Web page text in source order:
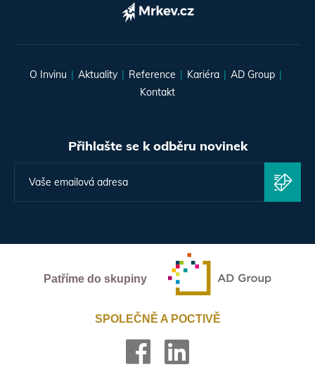
O Invinu Aktuality Reference Kariéra
AD Group
Kontakt
Přihlašte se k odběru novinek
Patříme do skupiny
SPOLEČNĚ A POCTIVĚ